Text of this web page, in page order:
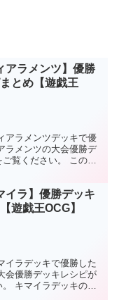
アラメンツ】優勝
とめ【遊戯王
アラメンツデッキで優
ラメンツの大会優勝デ
覧ください。 この記
イラ】優勝デッキ
遊戯王OCG】
イラデッキで優勝した
会優勝デッキレシピが
キマイラデッキの特